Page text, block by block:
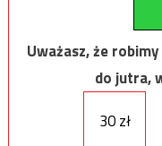
Uważasz, że
do jutra,
30 zł